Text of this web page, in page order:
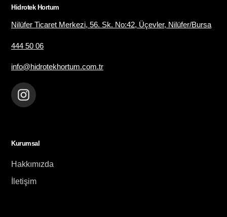
Hidrotek Hortum
Nilüfer Ticaret Merkezi, 56. Sk. No:42, Üçevler, Nilüfer/Bursa
444 50 06
info@hidrotekhortum.com.tr
Instagram
Kurumsal
Hakkımızda
İletişim